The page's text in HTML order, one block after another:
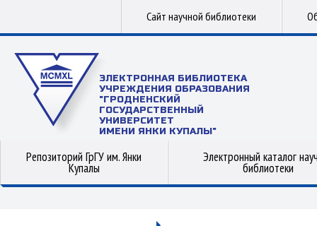
Сайт научной библиотеки
ЭЛЕКТРОННАЯ БИБЛИОТЕКА
УЧРЕЖДЕНИЯ ОБРАЗОВАНИЯ
"ГРОДНЕНСКИЙ
ГОСУДАРСТВЕННЫЙ
УНИВЕРСИТЕТ
ИМЕНИ ЯНКИ КУПАЛЫ"
Репозиторий ГрГУ им. Янки
Купалы
Электронный каталог
библиотеки